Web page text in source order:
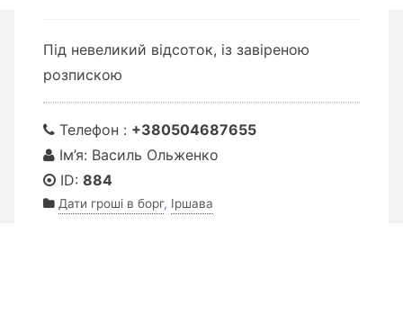
Під невеликий відсоток, із завіреною
розпискою
Телефон : +380504687655
Ім’я: Василь Ольженко
ID: 884
Дати гроші в борг, Іршава